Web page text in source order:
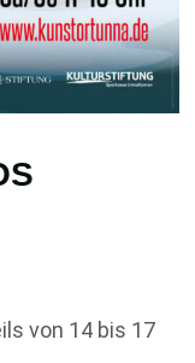
von 14 bis 17